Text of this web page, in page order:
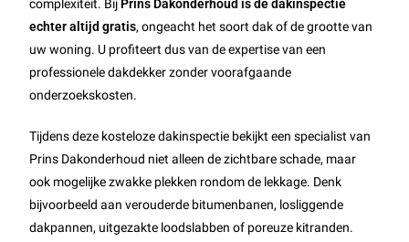
complexiteit. Bij Prins Dakonderhoud is de dakinspectie
echter altijd gratis, ongeacht het soort dak of de grootte van
uw woning. U profiteert dus van de expertise van een
professionele dakdekker zonder voorafgaande
onderzoekskosten.
Tijdens deze kosteloze dakinspectie bekijkt een specialist van
Prins Dakonderhoud niet alleen de zichtbare schade, maar
ook mogelijke zwakke plekken rondom de lekkage. Denk
bijvoorbeeld aan verouderde bitumenbanen, losliggende
dakpannen, uitgezakte loodslabben of poreuze kitranden.